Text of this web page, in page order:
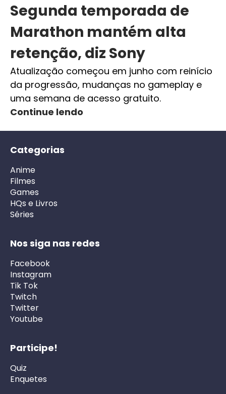
Segunda temporada de
Marathon mantém alta
retenção, diz Sony
Atualização começou em junho com reinício
da progressão, mudanças no gameplay e
uma semana de acesso gratuito.
Continue lendo
Categorias
Anime
Filmes
Games
HQs e Livros
Séries
Nos siga nas redes
Facebook
Instagram
Tik Tok
Twitch
Twitter
Youtube
Participe!
Quiz
Enquetes